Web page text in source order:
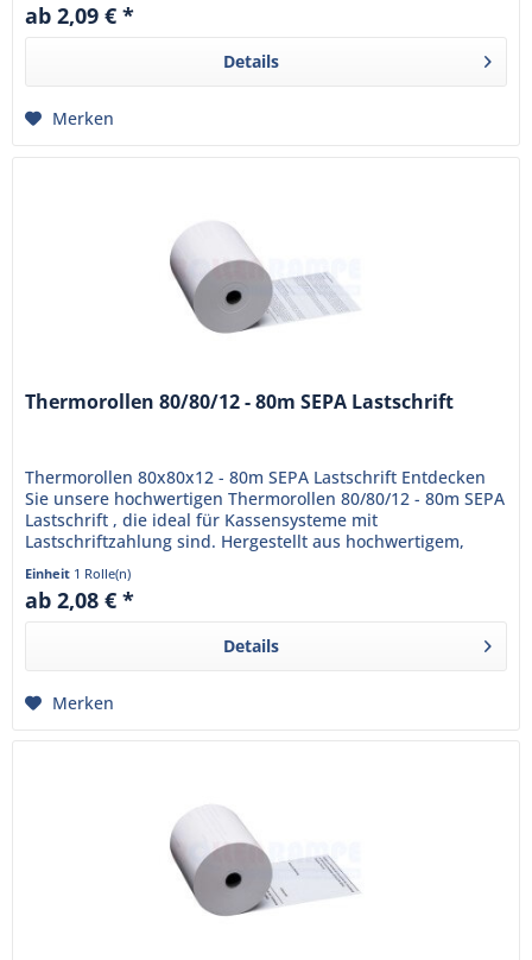
ab 2,09 € *
Details
Merken
Thermorollen 80/80/12 - 80m SEPA Lastschrift
Thermorollen 80x80x12 - 80m SEPA Lastschrift Entdecken
Sie unsere hochwertigen Thermorollen 80/80/12 - 80m SEPA
Lastschrift , die ideal für Kassensysteme mit
Lastschriftzahlung sind. Hergestellt aus hochwertigem,
Einheit 1 Rolle(n)
ab 2,08 € *
Details
Merken